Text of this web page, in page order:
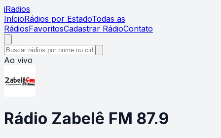
iRadios
InícioRádios por EstadoTodas as
RádiosFavoritosCadastrar RádioContato
Ao vivo
Rádio Zabelê FM 87.9